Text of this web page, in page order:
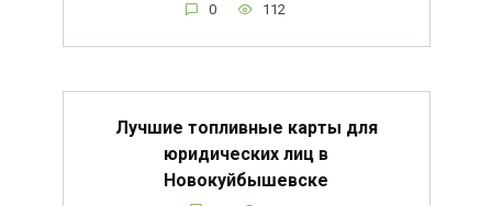
0 112
Лучшие топливные карты для
юридических лиц в
Новокуйбышевске